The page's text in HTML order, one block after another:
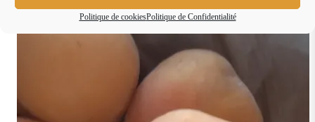
Politique de cookiesPolitique de Confidentialité